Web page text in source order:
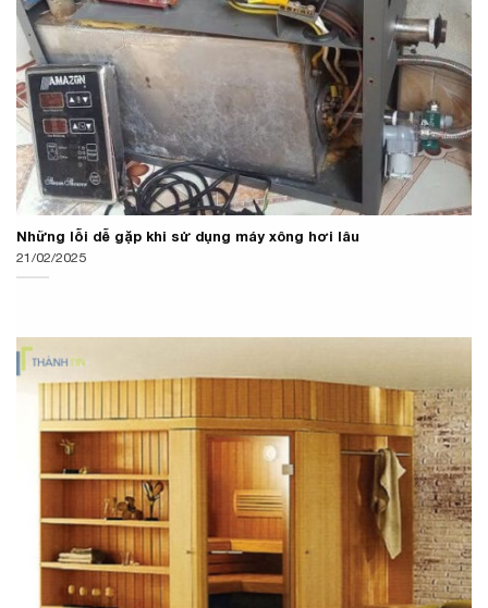
Những lỗi dễ gặp khi sử dụng máy xông hơi lâu
21/02/2025